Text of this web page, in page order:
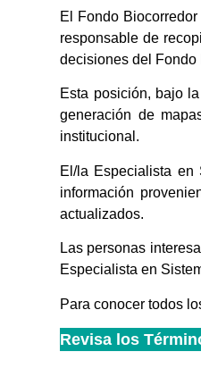
El Fondo
responsable de
decisiones del
Esta posición, bajo
generación de
institucional.
El/la Especialista en
información
actualizados.
Las personas
Especialista en
Para conocer todos
Revisa los